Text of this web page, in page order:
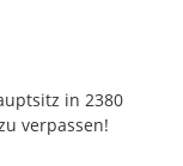
in 2380
verpassen!